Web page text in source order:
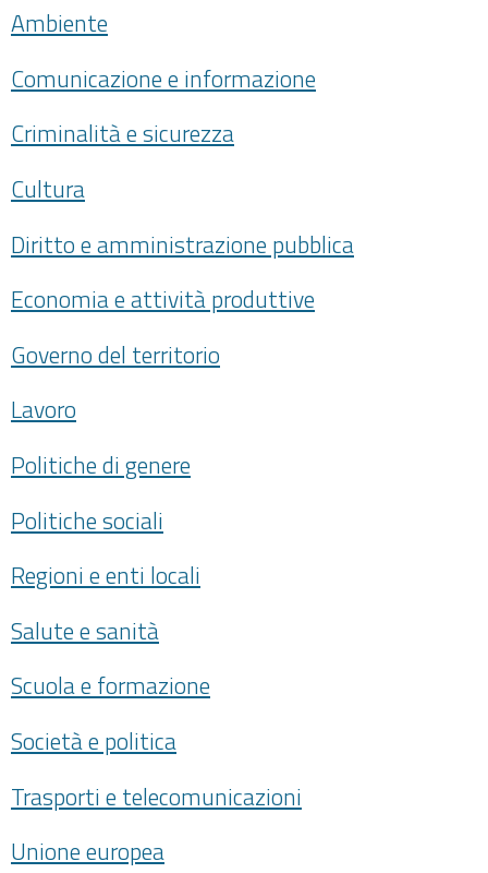
Ambiente
Comunicazione e informazione
Criminalità e sicurezza
Cultura
Diritto e amministrazione pubblica
Economia e attività produttive
Governo del territorio
Lavoro
Politiche di genere
Politiche sociali
Regioni e enti locali
Salute e sanità
Scuola e formazione
Società e politica
Trasporti e telecomunicazioni
Unione europea